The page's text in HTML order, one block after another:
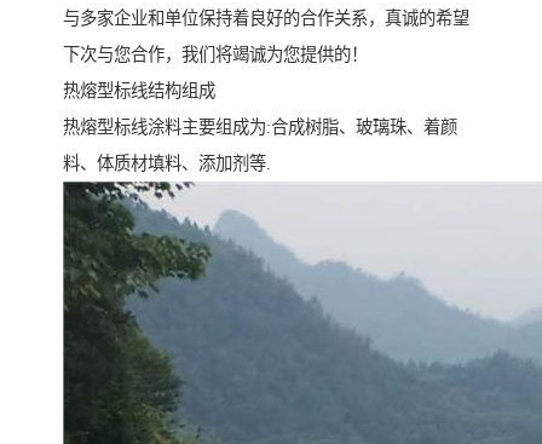
与多家企业和单位保持着良好的合作关系，真诚的希望
下次与您合作，我们将竭诚为您提供的！
热熔型标线结构组成
热熔型标线涂料主要组成为:合成树脂、玻璃珠、着颜
料、体质材填料、添加剂等.